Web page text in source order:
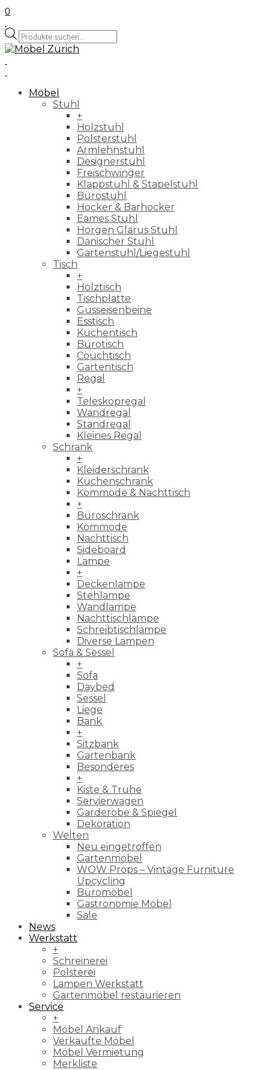
0
Products
search
Möbel
Stuhl
+
Holzstuhl
Polsterstuhl
Armlehnstuhl
Designerstuhl
Freischwinger
Klappstuhl & Stapelstuhl
Bürostuhl
Hocker & Barhocker
Eames Stuhl
Horgen Glarus Stuhl
Dänischer Stuhl
Gartenstuhl/Liegestuhl
Tisch
+
Holztisch
Tischplatte
Gusseisenbeine
Esstisch
Küchentisch
Bürotisch
Couchtisch
Gartentisch
Regal
+
Teleskopregal
Wandregal
Standregal
Kleines Regal
Schrank
+
Kleiderschrank
Küchenschrank
Kommode & Nachttisch
+
Büroschrank
Kommode
Nachttisch
Sideboard
Lampe
+
Deckenlampe
Stehlampe
Wandlampe
Nachttischlampe
Schreibtischlampe
Diverse Lampen
Sofa & Sessel
+
Sofa
Daybed
Sessel
Liege
Bank
+
Sitzbank
Gartenbank
Besonderes
+
Kiste & Truhe
Servierwagen
Garderobe & Spiegel
Dekoration
Welten
Neu eingetroffen
Gartenmöbel
WOW Props – Vintage Furniture
Upcycling
Büromöbel
Gastronomie Möbel
Sale
News
Werkstatt
+
Schreinerei
Polsterei
Lampen Werkstatt
Gartenmöbel restaurieren
Service
+
Möbel Ankauf
Verkaufte Möbel
Möbel Vermietung
Merkliste